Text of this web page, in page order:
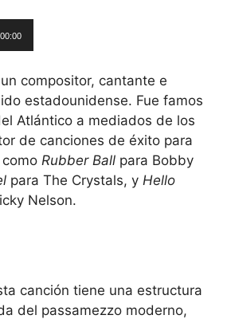
00:00
compositor, cantante e
estadounidense. Fue famos
Atlántico a mediados de los
de canciones de éxito para
Rubber Ball para Bobby
para The Crystals, y Hello
Nelson.
canción tiene una estructura
del passamezzo moderno,